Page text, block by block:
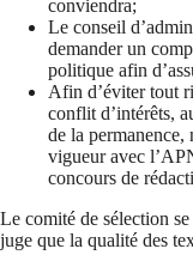
conviendra;
Le conseil
demander un
politique afin
Afin d’éviter tout
conflit d’intérêts,
de la permanence,
vigueur avec
concours de
Le comité de sélection
juge que la qualité des